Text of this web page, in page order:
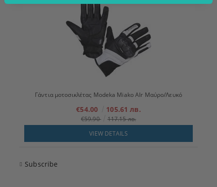
Γάντια μοτοσικλέτας Modeka Miako AIr Μαύρο/Λευκό
€54.00 105.61 лв.
€59.90
117.15 лв.
VIEW DETAILS
Subscribe